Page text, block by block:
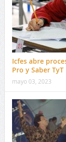
Icfes abre
Pro y Saber TyT
mayo 03, 2023